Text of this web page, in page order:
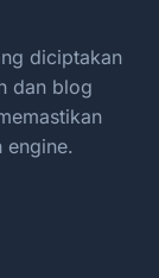
diciptakan
dan blog
engine.